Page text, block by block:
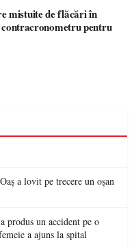
pentru
a lovit pe trecere un oșan
un accident pe o
a ajuns la spital